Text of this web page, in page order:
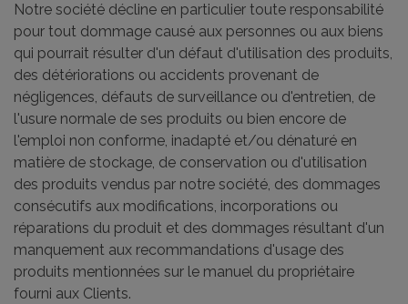
Notre société décline en particulier toute responsabilité
pour tout dommage causé aux personnes ou aux biens
qui pourrait résulter d'un défaut d'utilisation des produits,
des détériorations ou accidents provenant de
négligences, défauts de surveillance ou d'entretien, de
l'usure normale de ses produits ou bien encore de
l'emploi non conforme, inadapté et/ou dénaturé en
matière de stockage, de conservation ou d'utilisation
des produits vendus par notre société, des dommages
consécutifs aux modifications, incorporations ou
réparations du produit et des dommages résultant d'un
manquement aux recommandations d'usage des
produits mentionnées sur le manuel du propriétaire
fourni aux Clients.